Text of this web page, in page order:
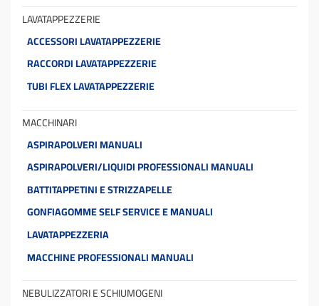
LAVATAPPEZZERIE
ACCESSORI LAVATAPPEZZERIE
RACCORDI LAVATAPPEZZERIE
TUBI FLEX LAVATAPPEZZERIE
MACCHINARI
ASPIRAPOLVERI MANUALI
ASPIRAPOLVERI/LIQUIDI PROFESSIONALI MANUALI
BATTITAPPETINI E STRIZZAPELLE
GONFIAGOMME SELF SERVICE E MANUALI
LAVATAPPEZZERIA
MACCHINE PROFESSIONALI MANUALI
NEBULIZZATORI E SCHIUMOGENI